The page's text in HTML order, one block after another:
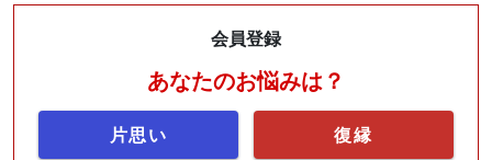
会員登録
あなたのお悩みは？
片思い 復縁